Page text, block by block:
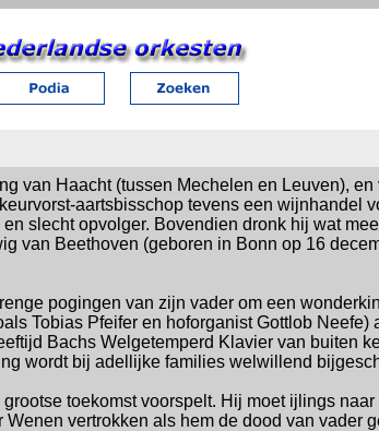
van Haacht (tussen Mechelen en Leuven),
aartsbisschop tevens een wijnhandel
slecht opvolger. Bovendien dronk hij wat
van Beethoven (geboren in Bonn op 16
pogingen van zijn vader om een
Tobias Pfeifer en hoforganist Gottlob Neefe)
Bachs Welgetemperd Klavier van buiten
wordt bij adellijke families welwillend
toekomst voorspelt. Hij moet ijlings
vertrokken als hem de dood van vader